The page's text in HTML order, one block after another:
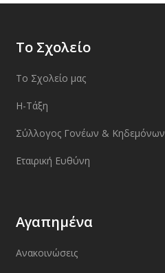
Το Σχολείο
Το Σχολείο μας
Η-Τάξη
Σύλλογος Γονέων & Κηδεμόνων
Εταιρική Ευθύνη
Αγαπημένα
Ανακοινώσεις